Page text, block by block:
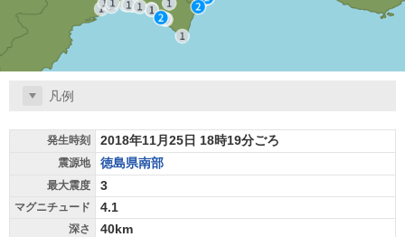
凡例
発生時刻 2018年11月25日 18時19分ごろ
震源地 徳島県南部
最大震度 3
マグニチュード 4.1
深さ 40km